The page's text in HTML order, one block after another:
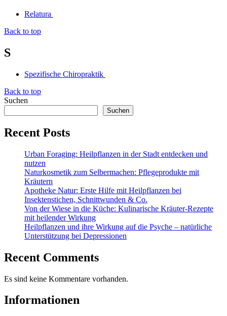
Relatura
Back to top
S
Spezifische Chiropraktik
Back to top
Suchen
Suchen
Recent Posts
Urban Foraging: Heilpflanzen in der Stadt entdecken und
nutzen
Naturkosmetik zum Selbermachen: Pflegeprodukte mit
Kräutern
Apotheke Natur: Erste Hilfe mit Heilpflanzen bei
Insektenstichen, Schnittwunden & Co.
Von der Wiese in die Küche: Kulinarische Kräuter-Rezepte
mit heilender Wirkung
Heilpflanzen und ihre Wirkung auf die Psyche – natürliche
Unterstützung bei Depressionen
Recent Comments
Es sind keine Kommentare vorhanden.
Informationen